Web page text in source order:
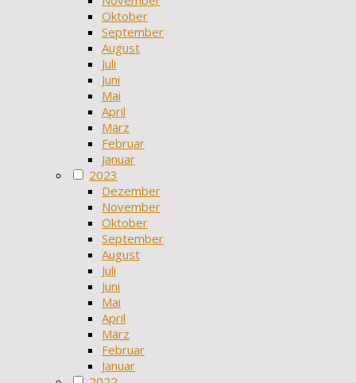
Oktober
September
August
Juli
Juni
Mai
April
März
Februar
Januar
2023
Dezember
November
Oktober
September
August
Juli
Juni
Mai
April
März
Februar
Januar